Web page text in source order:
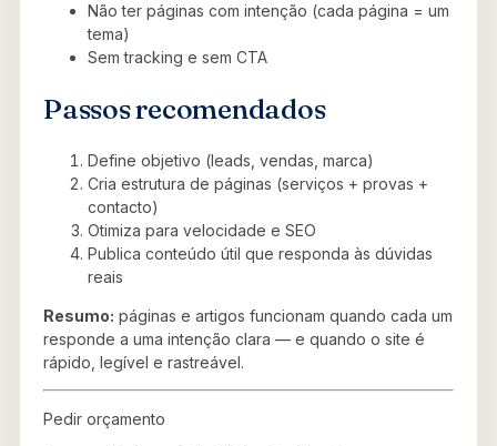
Não ter páginas com intenção (cada página = um
tema)
Sem tracking e sem CTA
Passos recomendados
Define objetivo (leads, vendas, marca)
Cria estrutura de páginas (serviços + provas +
contacto)
Otimiza para velocidade e SEO
Publica conteúdo útil que responda às dúvidas
reais
Resumo: páginas e artigos funcionam quando cada um
responde a uma intenção clara — e quando o site é
rápido, legível e rastreável.
Pedir orçamento